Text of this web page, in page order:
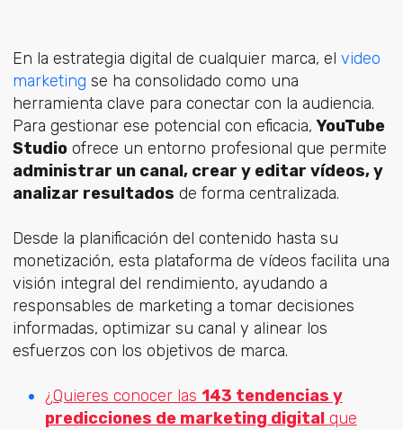
En la estrategia digital de cualquier marca, el video
marketing se ha consolidado como una
herramienta clave para conectar con la audiencia.
Para gestionar ese potencial con eficacia,YouTube
Studioofrece un entorno profesional que permite
administrar un canal, crear y editar vídeos, y
analizar resultados de forma centralizada.
Desde la planificación del contenido hasta su
monetización, esta plataforma de vídeos facilita una
visión integral del rendimiento, ayudando a
responsables de marketing a tomar decisiones
informadas, optimizar su canal y alinear los
esfuerzos con los objetivos de marca.
¿Quieres conocer las 143 tendencias y
predicciones de marketing digitalque